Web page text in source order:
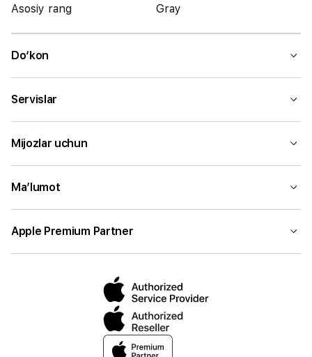
Asosiy rang Gray
Do‘kon
Servislar
Mijozlar uchun
Ma’lumot
Apple Premium Partner